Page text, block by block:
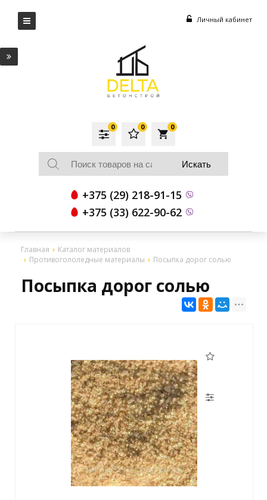
Личный кабинет
local_grocery_store
0
0
0
+375 (29) 218-91-15
+375 (33) 622-90-62
Главная
Каталог материалов
Противогололедные материалы
Посыпка дорог солью
Посыпка дорог солью